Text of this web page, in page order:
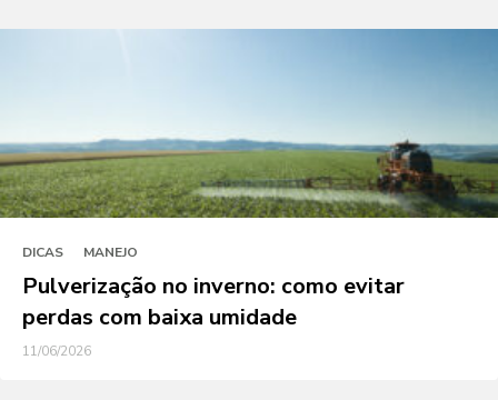
DICAS MANEJO
Pulverização no inverno: como evitar
perdas com baixa umidade
11/06/2026